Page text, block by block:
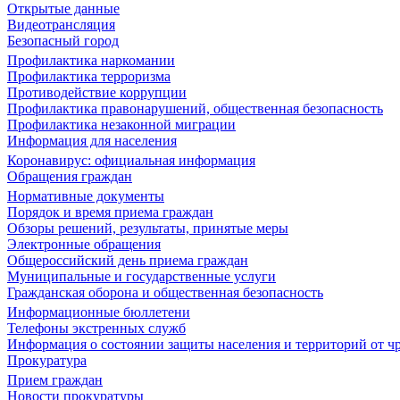
Открытые данные
Видеотрансляция
Безопасный город
Профилактика наркомании
Профилактика терроризма
Противодействие коррупции
Профилактика правонарушений, общественная безопасность
Профилактика незаконной миграции
Информация для населения
Коронавирус: официальная информация
Обращения граждан
Нормативные документы
Порядок и время приема граждан
Обзоры решений, результаты, принятые меры
Электронные обращения
Общероссийский день приема граждан
Муниципальные и государственные услуги
Гражданская оборона и общественная безопасность
Информационные бюллетени
Телефоны экстренных служб
Информация о состоянии защиты населения и территорий от
Прокуратура
Прием граждан
Новости прокуратуры